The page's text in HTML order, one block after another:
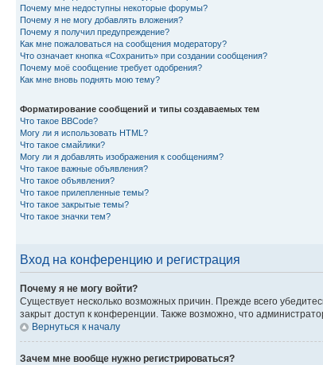
Почему мне недоступны некоторые форумы?
Почему я не могу добавлять вложения?
Почему я получил предупреждение?
Как мне пожаловаться на сообщения модератору?
Что означает кнопка «Сохранить» при создании сообщения?
Почему моё сообщение требует одобрения?
Как мне вновь поднять мою тему?
Форматирование сообщений и типы создаваемых тем
Что такое BBCode?
Могу ли я использовать HTML?
Что такое смайлики?
Могу ли я добавлять изображения к сообщениям?
Что такое важные объявления?
Что такое объявления?
Что такое прилепленные темы?
Что такое закрытые темы?
Что такое значки тем?
Вход на конференцию и регистрация
Почему я не могу войти?
Существует несколько возможных причин. Прежде всего
закрыт доступ к конференции. Также возможно, что
Вернуться к началу
Зачем мне вообще нужно регистрироваться?